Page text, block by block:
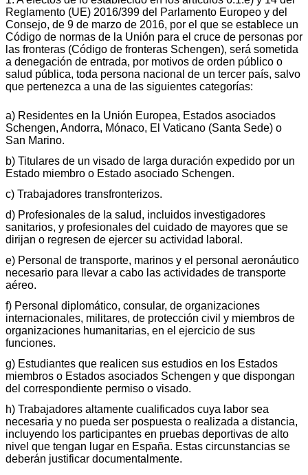
Reglamento (UE) 2016/399 del Parlamento Europeo y del
Consejo, de 9 de marzo de 2016, por el que se establece un
Código de normas de la Unión para el cruce de personas por
las fronteras (Código de fronteras Schengen), será sometida
a denegación de entrada, por motivos de orden público o
salud pública, toda persona nacional de un tercer país, salvo
que pertenezca a una de las siguientes categorías:
a) Residentes en la Unión Europea, Estados asociados
Schengen, Andorra, Mónaco, El Vaticano (Santa Sede) o
San Marino.
b) Titulares de un visado de larga duración expedido por un
Estado miembro o Estado asociado Schengen.
c) Trabajadores transfronterizos.
d) Profesionales de la salud, incluidos investigadores
sanitarios, y profesionales del cuidado de mayores que se
dirijan o regresen de ejercer su actividad laboral.
e) Personal de transporte, marinos y el personal aeronáutico
necesario para llevar a cabo las actividades de transporte
aéreo.
f) Personal diplomático, consular, de organizaciones
internacionales, militares, de protección civil y miembros de
organizaciones humanitarias, en el ejercicio de sus
funciones.
g) Estudiantes que realicen sus estudios en los Estados
miembros o Estados asociados Schengen y que dispongan
del correspondiente permiso o visado.
h) Trabajadores altamente cualificados cuya labor sea
necesaria y no pueda ser pospuesta o realizada a distancia,
incluyendo los participantes en pruebas deportivas de alto
nivel que tengan lugar en España. Estas circunstancias se
deberán justificar documentalmente.